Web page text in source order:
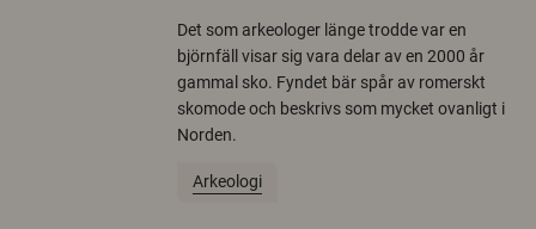
Det som arkeologer länge trodde var en
björnfäll visar sig vara delar av en 2000 år
gammal sko. Fyndet bär spår av romerskt
skomode och beskrivs som mycket ovanligt i
Norden.
Arkeologi